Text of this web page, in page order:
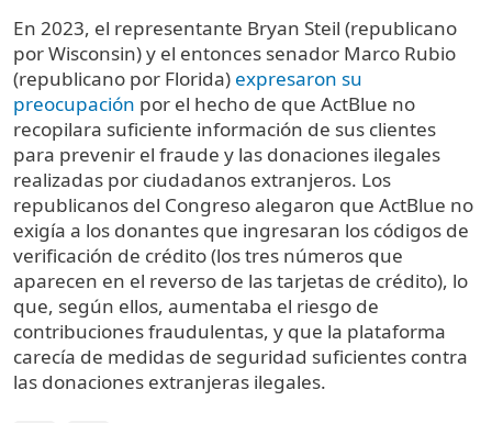
En 2023, el representante Bryan Steil (republicano
por Wisconsin) y el entonces senador Marco Rubio
(republicano por Florida) expresaron su
preocupación por el hecho de que ActBlue no
recopilara suficiente información de sus clientes
para prevenir el fraude y las donaciones ilegales
realizadas por ciudadanos extranjeros. Los
republicanos del Congreso alegaron que ActBlue no
exigía a los donantes que ingresaran los códigos de
verificación de crédito (los tres números que
aparecen en el reverso de las tarjetas de crédito), lo
que, según ellos, aumentaba el riesgo de
contribuciones fraudulentas, y que la plataforma
carecía de medidas de seguridad suficientes contra
las donaciones extranjeras ilegales.